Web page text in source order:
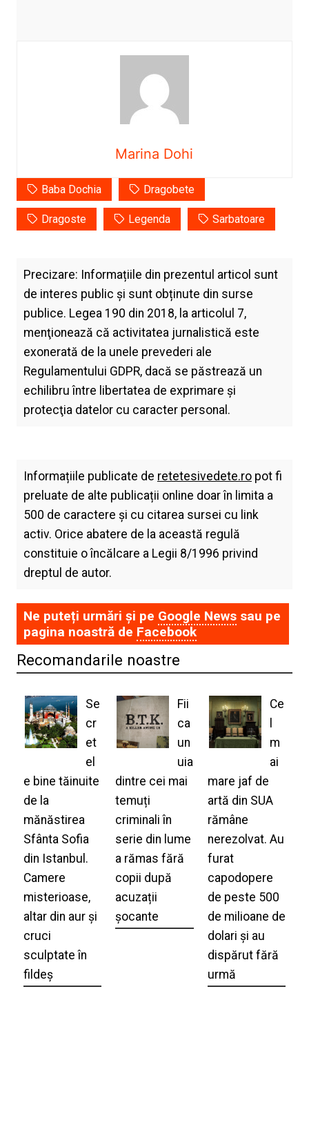
Marina Dohi
Baba Dochia Dragobete
Dragoste Legenda Sarbatoare
Precizare: Informațiile din prezentul articol sunt
de interes public și sunt obținute din surse
publice. Legea 190 din 2018, la articolul 7,
menţionează că activitatea jurnalistică este
exonerată de la unele prevederi ale
Regulamentului GDPR, dacă se păstrează un
echilibru între libertatea de exprimare şi
protecţia datelor cu caracter personal.
Informațiile publicate de retetesivedete.ropot fi
preluate de alte publicații online doar în limita a
500 de caractere și cu citarea sursei cu link
activ. Orice abatere de la această regulă
constituie o încălcare a Legii 8/1996 privind
dreptul de autor.
Ne puteți urmări și pe Google Newssau pe
pagina noastră de Facebook
Recomandarile noastre
Se
cr
et
el
e bine tăinuite
de la
mănăstirea
Sfânta Sofia
din Istanbul.
Camere
misterioase,
altar din aur și
cruci
sculptate în
fildeș
Fii
ca
un
uia
dintre cei mai
temuți
criminali în
serie din lume
a rămas fără
copii după
acuzații
șocante
Ce
m
ai
mare jaf de
artă din SUA
rămâne
nerezolvat. Au
furat
capodopere
de peste 500
de milioane de
dolari și au
dispărut fără
urmă